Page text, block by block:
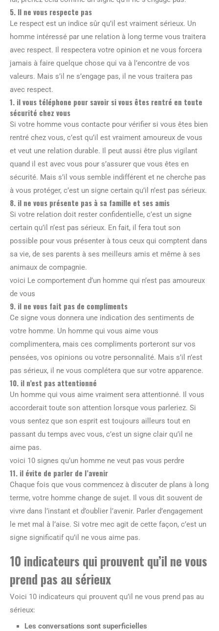
5. Il ne vous respecte pas
Le respect est un indice sûr qu’il est vraiment sérieux. Un
homme intéressé par une relation à long terme vous traitera
avec respect. Il respectera votre opinion et ne vous forcera
jamais à faire quelque chose qui va à l’encontre de vos
valeurs. Mais s’il ne s’engage pas, il ne vous traitera pas
avec respect.
1. il vous téléphone pour savoir si vous êtes rentré en toute
sécurité chez vous
Si votre homme vous contacte pour vérifier si vous êtes bien
rentré chez vous, c’est qu’il est vraiment amoureux de vous
et veut une relation durable. Il peut aussi être plus vigilant
quand il est avec vous pour s’assurer que vous êtes en
sécurité. Mais s’il vous semble indifférent et ne cherche pas
à vous protéger, c’est un signe certain qu’il n’est pas sérieux.
8. il ne vous présente pas à sa famille et ses amis
Si votre relation doit rester confidentielle, c’est un signe
certain qu’il n’est pas sérieux. En fait, il fera tout son
possible pour vous présenter à tous ceux qui comptent dans
sa vie, de ses parents à ses meilleurs amis et même à ses
animaux de compagnie.
voici Le comportement d’un homme qui n’est pas amoureux
de vous
9. il ne vous fait pas de compliments
Ce signe vous donnera une indication des sentiments de
votre homme. Un homme qui vous aime vous
complimentera, mais ces compliments porteront sur vos
pensées, vos opinions ou votre personnalité. Mais s’il n’est
pas sérieux, il ne vous complétera que sur votre apparence.
10. il n’est pas attentionné
Un homme qui vous aime vraiment sera attentionné. Il vous
accorderait toute son attention lorsque vous parleriez. Si
vous sentez que son esprit est toujours ailleurs tout en
passant du temps avec vous, c’est un signe clair qu’il ne
aime pas.
voici 10 signes qu’un homme ne veut pas vous perdre
11. il évite de parler de l’avenir
Chaque fois que vous commencez à discuter de plans à long
terme, votre homme change de sujet. Il vous dit souvent de
vivre dans l’instant et d’oublier l’avenir. Parler d’engagement
le met mal à l’aise. Si votre mec agit de cette façon, c’est un
signe significatif qu’il ne vous aime pas.
10 indicateurs qui prouvent qu’il ne vous
prend pas au sérieux
Voici 10 indicateurs qui prouvent qu’il ne vous prend pas au
sérieux:
Les conversations sont superficielles